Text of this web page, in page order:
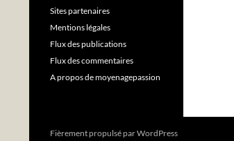
Sites partenaires
Mentions légales
Flux des publications
Flux des commentaires
A propos de moyenagepassion
Fièrement propulsé par WordPress